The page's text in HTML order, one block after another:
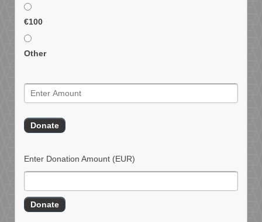
€100
Other
Enter Donation Amount (EUR)